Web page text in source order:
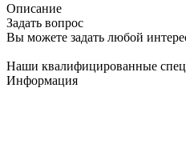
Описание
Задать вопрос
Вы можете задать любой
Наши квалифицированные
Информация